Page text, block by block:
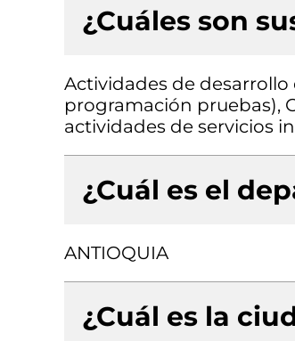
¿Cuáles son
Actividades de
programación pruebas),
actividades de servicios
¿Cuál es el
ANTIOQUIA
¿Cuál es la